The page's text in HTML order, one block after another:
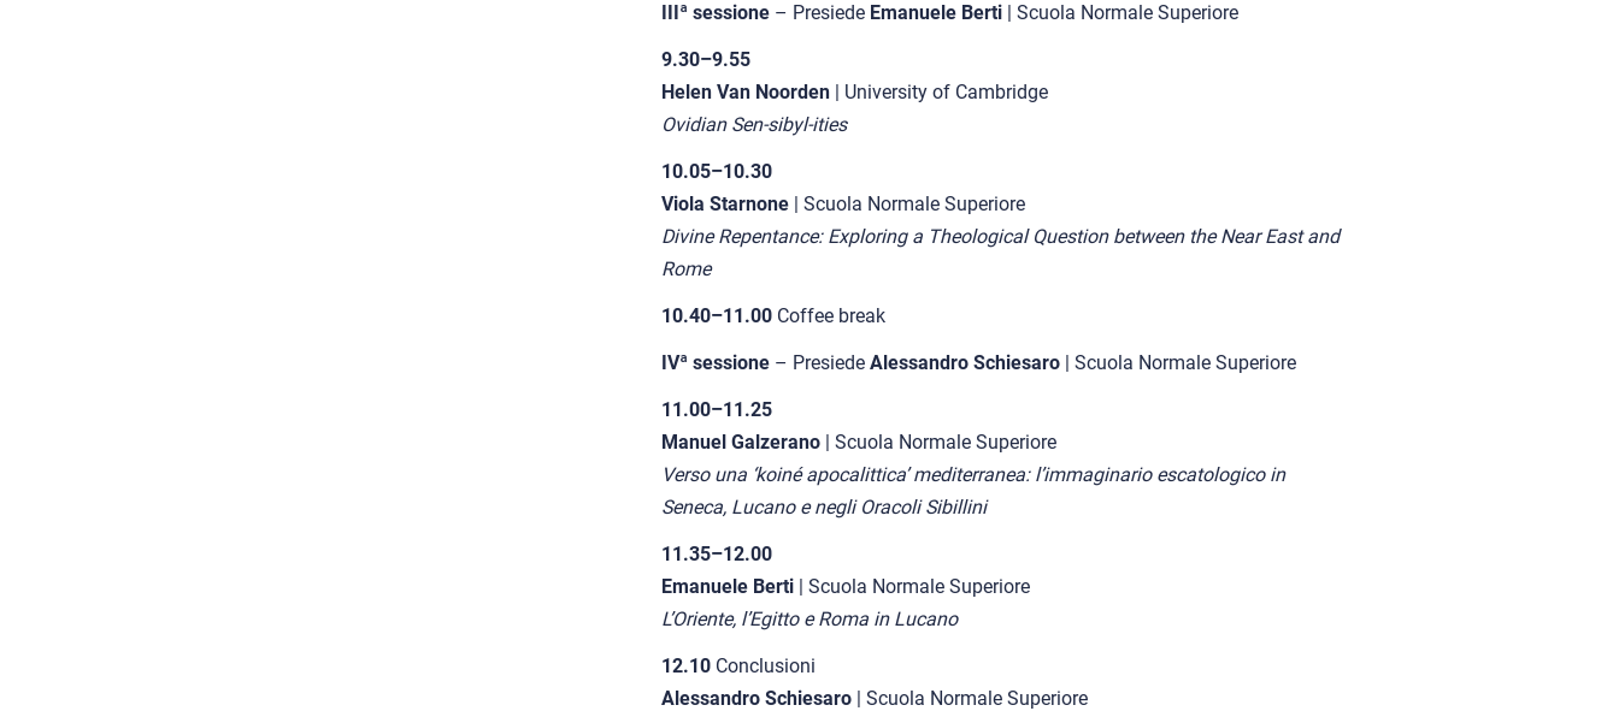
IIIª sessione – Presiede Emanuele Berti | Scuola Normale Superiore
9.30–9.55
Helen Van Noorden | University of Cambridge
Ovidian Sen-sibyl-ities
10.05–10.30
Viola Starnone | Scuola Normale Superiore
Divine Repentance: Exploring a Theological Question between the Near East and
Rome
10.40–11.00 Coffee break
IVª sessione – Presiede Alessandro Schiesaro | Scuola Normale Superiore
11.00–11.25
Manuel Galzerano | Scuola Normale Superiore
Verso una ‘koiné apocalittica’ mediterranea: l’immaginario escatologico in
Seneca, Lucano e negli Oracoli Sibillini
11.35–12.00
Emanuele Berti | Scuola Normale Superiore
L’Oriente, l’Egitto e Roma in Lucano
12.10 Conclusioni
Alessandro Schiesaro | Scuola Normale Superiore